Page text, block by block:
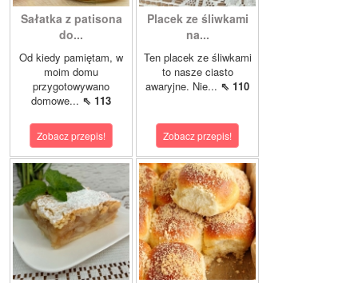
Sałatka z patisona
do...
Od kiedy pamiętam, w
moim domu
przygotowywano
domowe... ⇖ 113
Zobacz przepis!
Placek ze śliwkami
na...
Ten placek ze śliwkami
to nasze ciasto
awaryjne. Nie... ⇖ 110
Zobacz przepis!